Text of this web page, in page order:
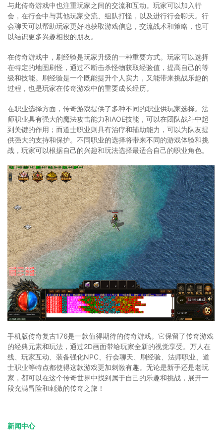
与此传奇游戏中也注重玩家之间的交流和互动。玩家可以加入行
会，在行会中与其他玩家交流、组队打怪，以及进行行会聊天。行
会聊天可以帮助玩家更好地获取游戏信息，交流战术和策略，也可
以结识更多兴趣相投的朋友。
在传奇游戏中，刷经验是玩家升级的一种重要方式。玩家可以选择
在特定的地图刷怪，通过不断击杀怪物获取经验值，提高自己的等
级和技能。刷经验是一个既能提升个人实力，又能带来挑战乐趣的
过程，也是玩家在传奇游戏中的重要成长经历。
在职业选择方面，传奇游戏提供了多种不同的职业供玩家选择。法
师职业具有强大的魔法攻击能力和AOE技能，可以在团队战斗中起
到关键的作用；而道士职业则具有治疗和辅助能力，可以为队友提
供强大的支持和保护。不同职业的选择将带来不同的游戏体验和挑
战，玩家可以根据自己的兴趣和玩法选择最适合自己的职业角色。
手机版传奇复古176是一款值得期待的传奇游戏。它保留了传奇游戏
的经典元素和玩法，通过2D画面带给玩家全新的视觉享受。万人在
线、玩家互动、装备强化NPC、行会聊天、刷经验、法师职业、道
士职业等特点都使得这款游戏更加刺激有趣。无论是新手还是老玩
家，都可以在这个传奇世界中找到属于自己的乐趣和挑战，展开一
段充满冒险和刺激的传奇之旅！
新闻中心